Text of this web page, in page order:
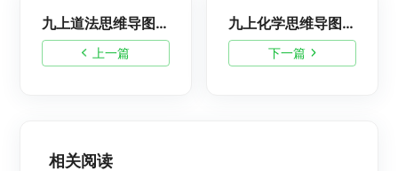
上一篇
九上道法思维导图精美模板分享
下一篇
九上化学思维导图合集，精美思维导图分享
相关阅读